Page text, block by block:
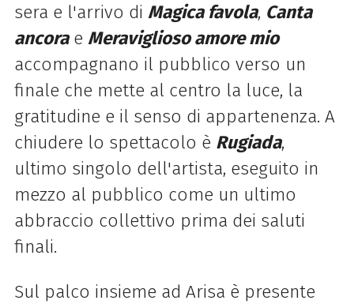
sera e l'arrivo di Magica favola, Canta
ancorae Meraviglioso amore mio
accompagnano il pubblico verso un
finale che mette al centro la luce, la
gratitudine e il senso di appartenenza. A
chiudere lo spettacolo è Rugiada,
ultimo singolo dell'artista, eseguito in
mezzo al pubblico come un ultimo
abbraccio collettivo prima dei saluti
finali.
Sul palco insieme ad Arisa è presente